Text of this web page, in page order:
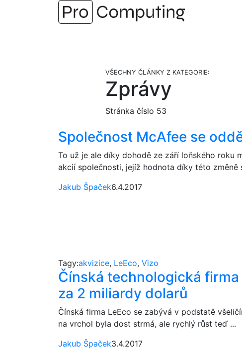
VŠECHNY ČLÁNKY Z KATEGORIE:
Zprávy
Stránka číslo 53
Společnost McAfee se
To už je ale díky dohodě ze září loňského roku
akcií společnosti, jejíž hodnota díky této změně
Jakub Špaček6.4.2017
Tagy:akvizice, LeEco, Vizo
Čínská technologická
za 2 miliardy dolarů
Čínská firma LeEco se zabývá v podstatě
na vrchol byla dost strmá, ale rychlý růst teď ...
Jakub Špaček3.4.2017